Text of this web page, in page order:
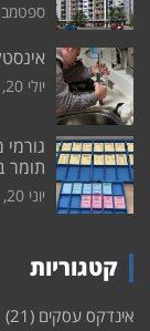
ספטמבר 5,
יולי 20, 2023
תומר
יוני 20, 2023
קטגוריות
אינדקס עסקים (21)